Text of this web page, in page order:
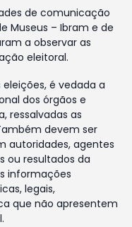
de comunicação
Museus – Ibram e de
a observar as
eleitoral.
é vedada a
dos órgãos e
ressalvadas as
devem ser
autoridades, agentes
ou resultados da
informações
legais,
que não apresentem